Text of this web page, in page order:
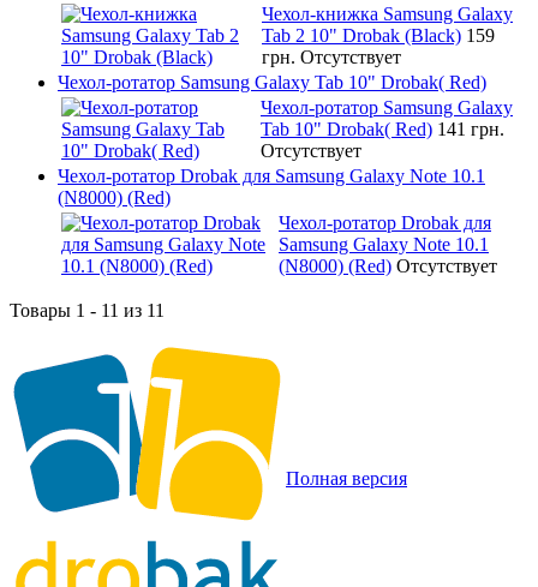
Чехол-книжка Samsung Galaxy
Tab 2 10" Drobak (Black) 159
грн. Отсутствует
Чехол-ротатор Samsung Galaxy Tab 10" Drobak( Red)
Чехол-ротатор Samsung Galaxy
Tab 10" Drobak( Red) 141 грн.
Отсутствует
Чехол-ротатор Drobak для Samsung Galaxy Note 10.1
(N8000) (Red)
Чехол-ротатор Drobak для
Samsung Galaxy Note 10.1
(N8000) (Red) Отсутствует
Товары 1 - 11 из 11
Полная версия